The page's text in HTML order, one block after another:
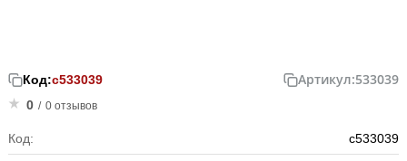
Код:с533039 Артикул:533039
0 / 0 отзывов
Код: с533039